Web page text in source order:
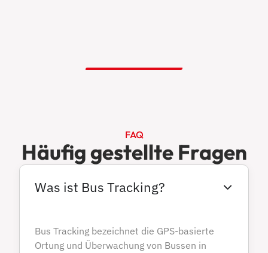
FAQ
Häufig gestellte Fragen
Was ist Bus Tracking?
Bus Tracking bezeichnet die GPS-basierte
Ortung und Überwachung von Bussen in